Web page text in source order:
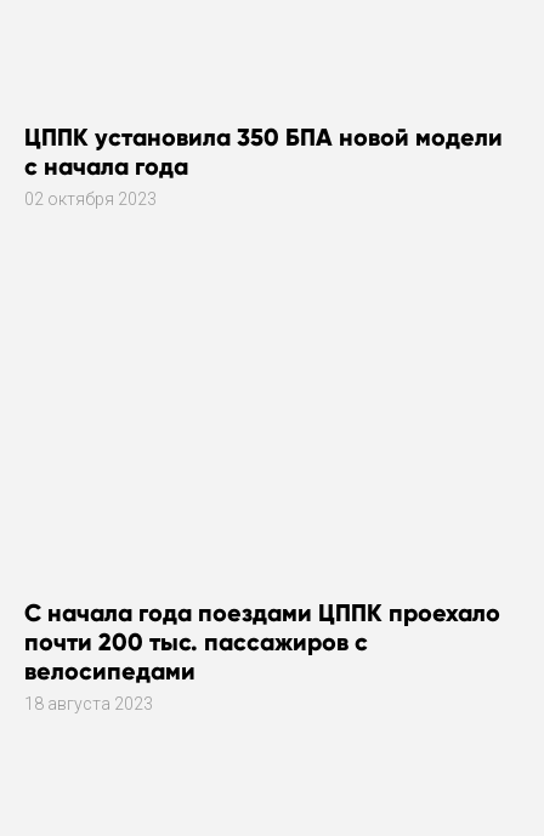
ЦППК установила 350 БПА новой модели
с начала года
02 октября 2023
С начала года поездами ЦППК проехало
почти 200 тыс. пассажиров с
велосипедами
18 августа 2023